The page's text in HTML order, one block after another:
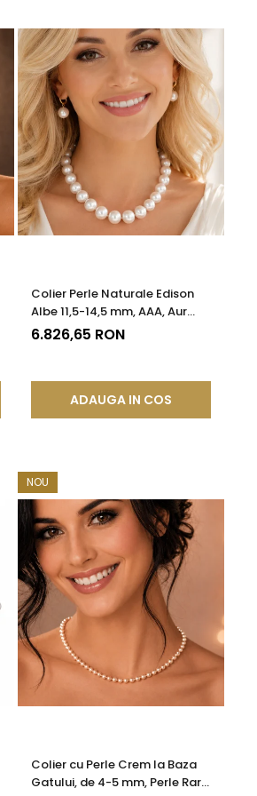
Colier Perle Naturale Edison
Albe 11,5-14,5 mm, AAA, Aur
Galben 14K | KASKADDA®
6.826,65 RON
ADAUGA IN COS
NOU
Colier cu Perle Crem la Baza
Gatului, de 4-5 mm, Perle Rare,